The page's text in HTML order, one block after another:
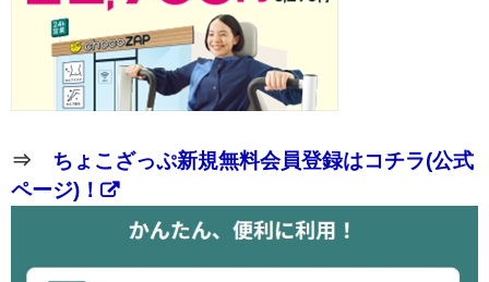
⇒ ちょこざっぷ新規無料会員登録はコチラ(公式
ページ)！